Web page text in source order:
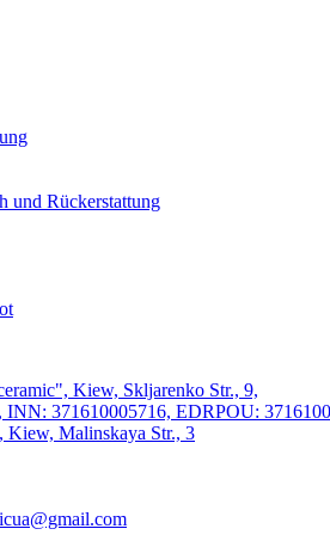
und Rückerstattung
Kiew, Skljarenko Str., 9,
INN: 371610005716, EDRPOU:
Kiew, Malinskaya Str., 3